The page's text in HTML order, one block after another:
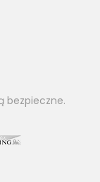
bezpieczne.